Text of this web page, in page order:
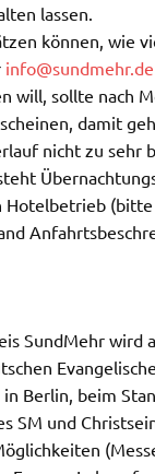
lassen.
können, wie
info@sundmehr.de
will, sollte nach
damit
nicht zu sehr
Hotelbetrieb
SundMehr wird
Berlin, beim
SM und